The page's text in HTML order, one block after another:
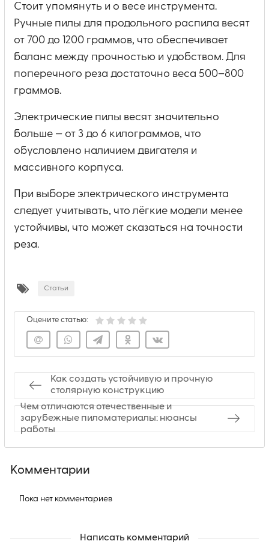
Стоит упомянуть и о весе инструмента.
Ручные пилы для продольного распила весят
от 700 до 1200 граммов, что обеспечивает
баланс между прочностью и удобством. Для
поперечного реза достаточно веса 500–800
граммов.
Электрические пилы весят значительно
больше — от 3 до 6 килограммов, что
обусловлено наличием двигателя и
массивного корпуса.
При выборе электрического инструмента
следует учитывать, что лёгкие модели менее
устойчивы, что может сказаться на точности
реза.
Статьи
Оцените статью:
Как создать устойчивую и прочную
столярную конструкцию
Чем отличаются отечественные и
зарубежные пиломатериалы: нюансы
работы
Комментарии
Пока нет комментариев
Написать комментарий